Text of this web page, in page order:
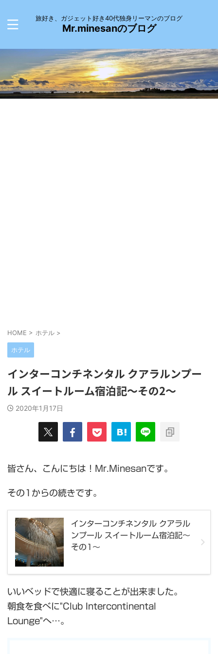
旅好き、ガジェット好き40代独身リーマンのブログ
Mr.minesanのブログ
HOME > ホテル >
ホテル
インターコンチネンタル クアラルンプー
ル スイートルーム宿泊記～その2～
2020年1月17日
皆さん、こんにちは！Mr.Minesanです。
その1からの続きです。
インターコンチネンタル クアラル
ンプール スイートルーム宿泊記～
その1～
いいベッドで快適に寝ることが出来ました。
朝食を食べに"Club Intercontinental
Lounge"へ…。